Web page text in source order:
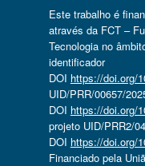
Este trabalho é
através da FCT –
Tecnologia no
identificador
DOI https://doi.org/
UID/PRR/00657/
DOI https://doi.org/
projeto UID/PRR2/
DOI https://doi.org/
Financiado pela